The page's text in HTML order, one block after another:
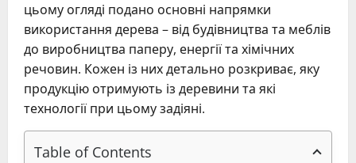
цьому огляді подано основні напрямки
використання дерева – від будівництва та меблів
до виробництва паперу, енергії та хімічних
речовин. Кожен із них детально розкриває, яку
продукцію отримують із деревини та які
технології при цьому задіяні.
Table of Contents